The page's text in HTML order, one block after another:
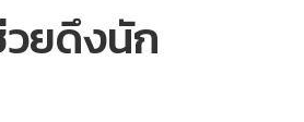
ยดึงนัก